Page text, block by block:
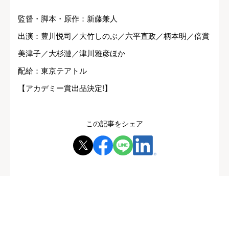
監督・脚本・原作：新藤兼人
出演：豊川悦司／大竹しのぶ／六平直政／柄本明／倍賞
美津子／大杉漣／津川雅彦ほか
配給：東京テアトル
【アカデミー賞出品決定!】
この記事をシェア